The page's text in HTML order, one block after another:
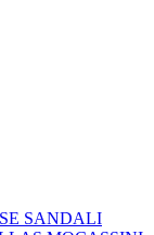
SANDALI